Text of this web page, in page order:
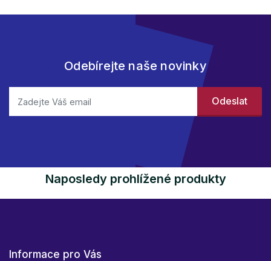
Odebírejte naše novinky
Naposledy prohlížené produkty
Informace pro Vás